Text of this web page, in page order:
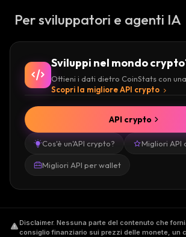
Per sviluppatori e agenti IA
Sviluppi nel mondo
Ottieni i dati dietro CoinStats con
Scopri la migliore API crypto
Cos'è un'API crypto? Migliori API
Migliori API per wallet
API crypto
Disclaimer. Nessuna parte del contenuto che
consiglio finanziario sui prezzi delle monete, un